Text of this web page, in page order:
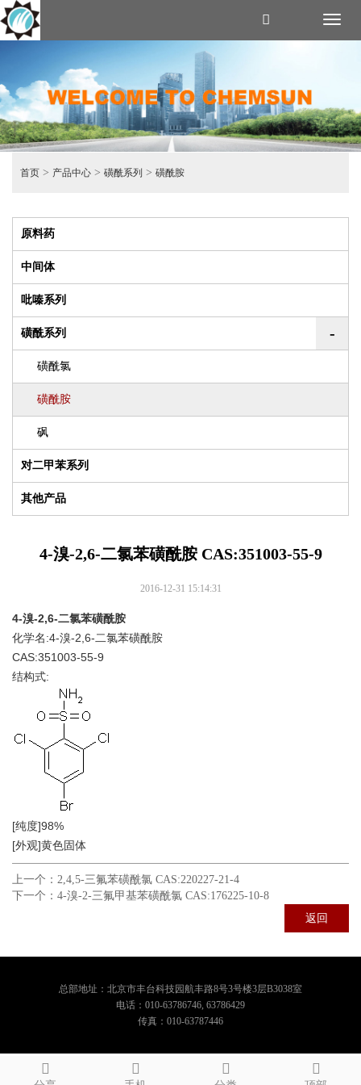
首页 > 产品中心 > 磺酰系列 > 磺酰胺
原料药
中间体
吡嗪系列
磺酰系列 -
磺酰氯
磺酰胺
砜
对二甲苯系列
其他产品
4-溴-2,6-二氯苯磺酰胺 CAS:351003-55-9
2016-12-31 15:14:31
4-溴-2,6-二氯苯磺酰胺
化学名:4-溴-2,6-二氯苯磺酰胺
CAS:351003-55-9
结构式:
[纯度]98%
[外观]黄色固体
上一个： 2,4,5-三氟苯磺酰氯 CAS:220227-21-4
下一个： 4-溴-2-三氟甲基苯磺酰氯 CAS:176225-10-8
返回
总部地址：北京市丰台科技园航丰路8号3号楼3层B3038室
电话：010-63786746, 63786429
传真：010-63787446